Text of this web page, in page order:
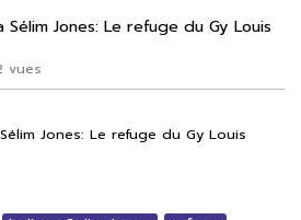
vues
Jones: Le refuge du Gy Louis
Sélim Jones: Le refuge du Gy Louis